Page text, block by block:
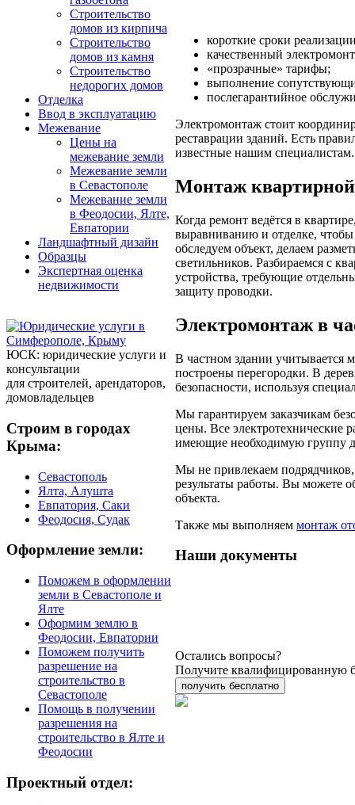
Строительство
домов из кирпича
Строительство
домов из камня
Строительство
недорогих домов
Отделка
Ввод в эксплуатацию
Межевание
Цены на
межевание земли
Межевание земли
в Севастополе
Межевание земли
в Феодосии, Ялте,
Евпатории
Ландшафтный дизайн
Образцы
Экспертная оценка
недвижимости
ЮСК: юридические услуги и
консультации
для строителей, арендаторов,
домовладельцев
Строим в городах
Крыма:
Севастополь
Ялта, Алушта
Евпатория, Саки
Феодосия, Судак
Оформление земли:
Поможем в оформлении
земли в Севастополе и
Ялте
Оформим землю в
Феодосии, Евпатории
Поможем получить
разрешение на
строительство в
Севастополе
Помощь в получении
разрешения на
строительство в Ялте и
Феодосии
Проектный отдел:
короткие сроки
качественный
«прозрачные» тарифы;
выполнение
послегарантийное
Электромонтаж стоит
реставрации зданий. Есть
известные нашим специалистам.
Монтаж квартирной
Когда ремонт ведётся в
выравниванию и отделке,
обследуем объект, делаем
светильников. Разбираемся с
устройства, требующие
защиту проводки.
Электромонтаж в
В частном здании учитывается
построены перегородки. В
безопасности, используя
Мы гарантируем заказчикам
цены. Все электротехнические
имеющие необходимую группу
Мы не привлекаем подрядчиков,
результаты работы. Вы можете
объекта.
Также мы выполняем монтаж
Наши документы
Остались вопросы?
Получите квалифицированную
получить бесплатно